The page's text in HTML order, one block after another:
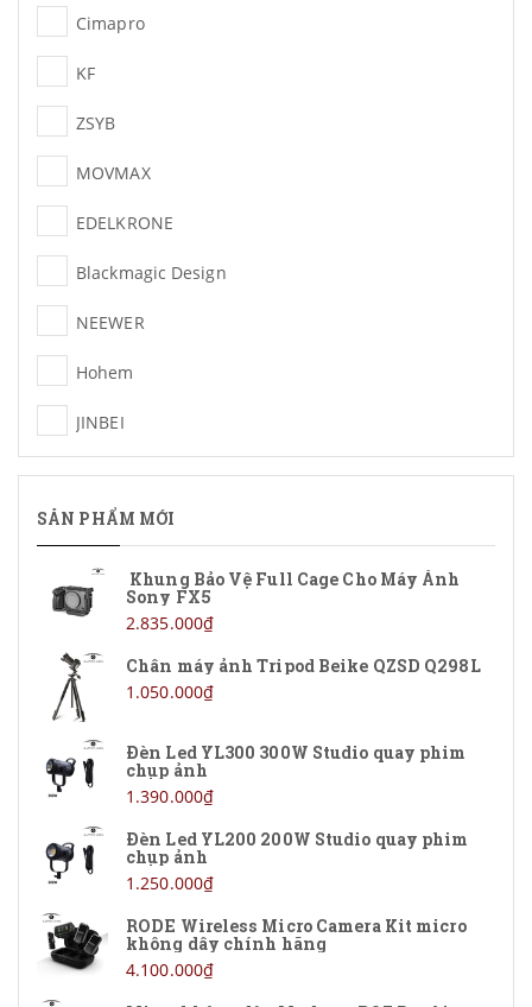
Cimapro
KF
ZSYB
MOVMAX
EDELKRONE
Blackmagic Design
NEEWER
Hohem
JINBEI
Maono
BX
Coman
Remax
Linco
PeakDesign
FIFINE
Insta360
Libec
SmallRig
SẢN PHẨM MỚI
Khung Bảo Vệ Full Cage Cho Máy Ảnh
Sony FX5
2.835.000₫
Chân máy ảnh Tripod Beike QZSD Q298L
1.050.000₫
Đèn Led YL300 300W Studio quay phim
chụp ảnh
1.390.000₫
Đèn Led YL200 200W Studio quay phim
chụp ảnh
1.250.000₫
RODE Wireless Micro Camera Kit micro
không dây chính hãng
4.100.000₫